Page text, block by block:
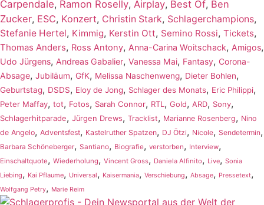
Carpendale, Ramon Roselly, Airplay, Best Of, Ben
Zucker, ESC, Konzert, Christin Stark, Schlagerchampions,
Stefanie Hertel, Kimmig, Kerstin Ott, Semino Rossi, Tickets,
Thomas Anders, Ross Antony, Anna-Carina Woitschack, Amigos,
Udo Jürgens, Andreas Gabalier, Vanessa Mai, Fantasy, Corona-
Absage, Jubiläum, GfK, Melissa Naschenweng, Dieter Bohlen,
Geburtstag, DSDS, Eloy de Jong, Schlager des Monats, Eric Philippi,
Peter Maffay, tot, Fotos, Sarah Connor, RTL , Gold, ARD, Sony,
Schlagerhitparade, Jürgen Drews, Tracklist, Marianne Rosenberg, Nino
de Angelo, Adventsfest, Kastelruther Spatzen, DJ Ötzi, Nicole, Sendetermin,
Barbara Schöneberger, Santiano, Biografie, verstorben, Interview,
Einschaltquote, Wiederholung, Vincent Gross, Daniela Alfinito, Live, Sonia
Liebing, Kai Pflaume, Universal, Kaisermania, Verschiebung, Absage, Pressetext,
Wolfgang Petry, Marie Reim